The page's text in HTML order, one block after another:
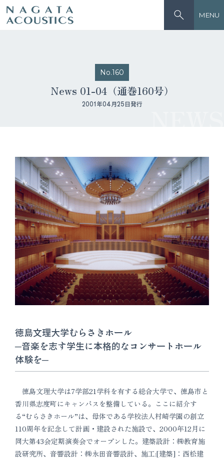
MENU
No.160
News 01-04（通巻160号）
2001年04月25日発行
徳島文理大学むらさきホール
─音楽を志す学生に本格的なコンサートホール
体験を─
徳島文理大学は7学部21学科を有する総合大学で、徳島市と
香川県志度町にキャンパスを整備している。ここに紹介す
る“むらさきホール”は、母体である学校法人村崎学園の創立
110周年を記念して計画・建設された施設で、2000年12月に
同大第43会定期演奏会でオープンした。建築設計：㈱教育施
設研究所、音響設計：㈱永田音響設計、施工:[建築]：西松建